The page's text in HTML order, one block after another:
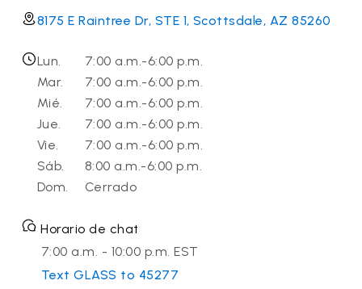
8175 E Raintree Dr, STE 1, Scottsdale, AZ 85260
Lun.
7:00 a.m.-6:00 p.m.
Mar.
7:00 a.m.-6:00 p.m.
Mié.
7:00 a.m.-6:00 p.m.
Jue.
7:00 a.m.-6:00 p.m.
Vie.
7:00 a.m.-6:00 p.m.
Sáb.
8:00 a.m.-6:00 p.m.
Dom.
Cerrado
Horario de chat
7:00 a.m. - 10:00 p.m. EST
Text GLASS to 45277